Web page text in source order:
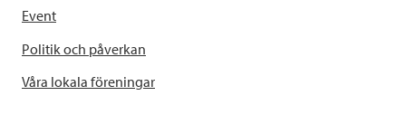
Event
Politik och påverkan
Våra lokala föreningar